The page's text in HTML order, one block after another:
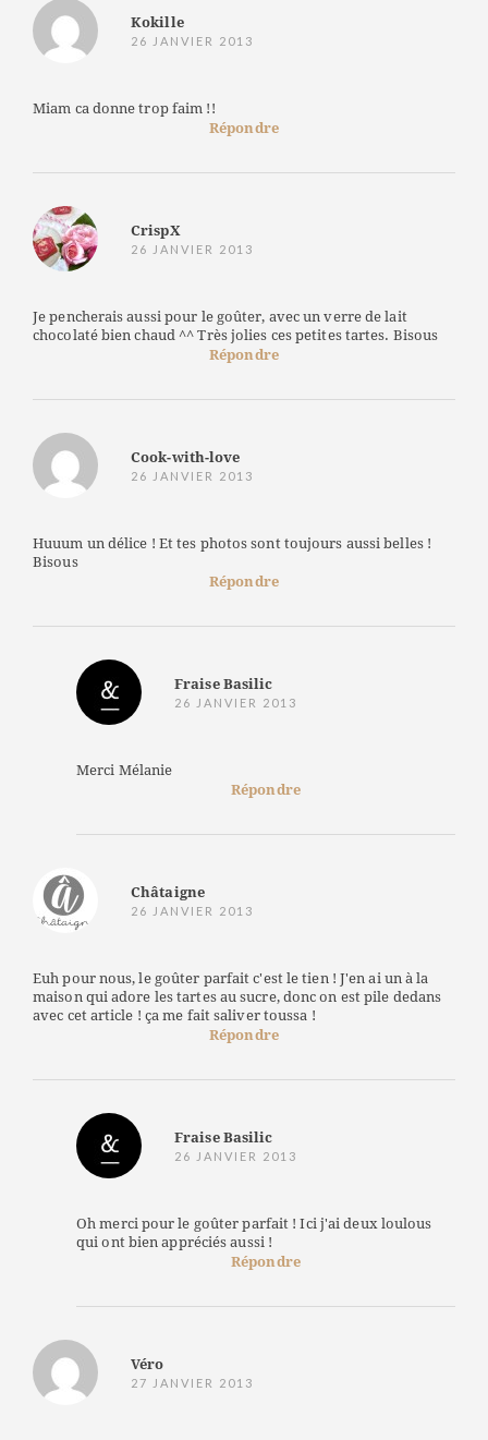
Kokille
26 JANVIER 2013
Miam ca donne trop faim !!
Répondre
CrispX
26 JANVIER 2013
Je pencherais aussi pour le goûter, avec un verre de lait
chocolaté bien chaud ^^ Très jolies ces petites tartes. Bisous
Répondre
Cook-with-love
26 JANVIER 2013
Huuum un délice ! Et tes photos sont toujours aussi belles !
Bisous
Répondre
Fraise Basilic
26 JANVIER 2013
Merci Mélanie
Répondre
Châtaigne
26 JANVIER 2013
Euh pour nous, le goûter parfait c'est le tien ! J'en ai un à la
maison qui adore les tartes au sucre, donc on est pile dedans
avec cet article ! ça me fait saliver toussa !
Répondre
Fraise Basilic
26 JANVIER 2013
Oh merci pour le goûter parfait ! Ici j'ai deux loulous
qui ont bien appréciés aussi !
Répondre
Véro
27 JANVIER 2013